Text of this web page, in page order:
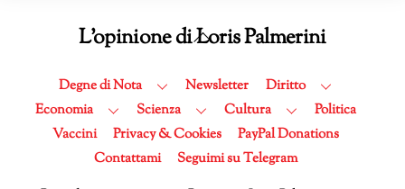
Back
Top
L'opinione di Loris Palmerini
Degne di Nota Newsletter
Diritto
Economia
Scienza Cultura
Politica
Vaccini
Privacy & Cookies
PayPal Donations
Contattami
Seguimi su Telegram